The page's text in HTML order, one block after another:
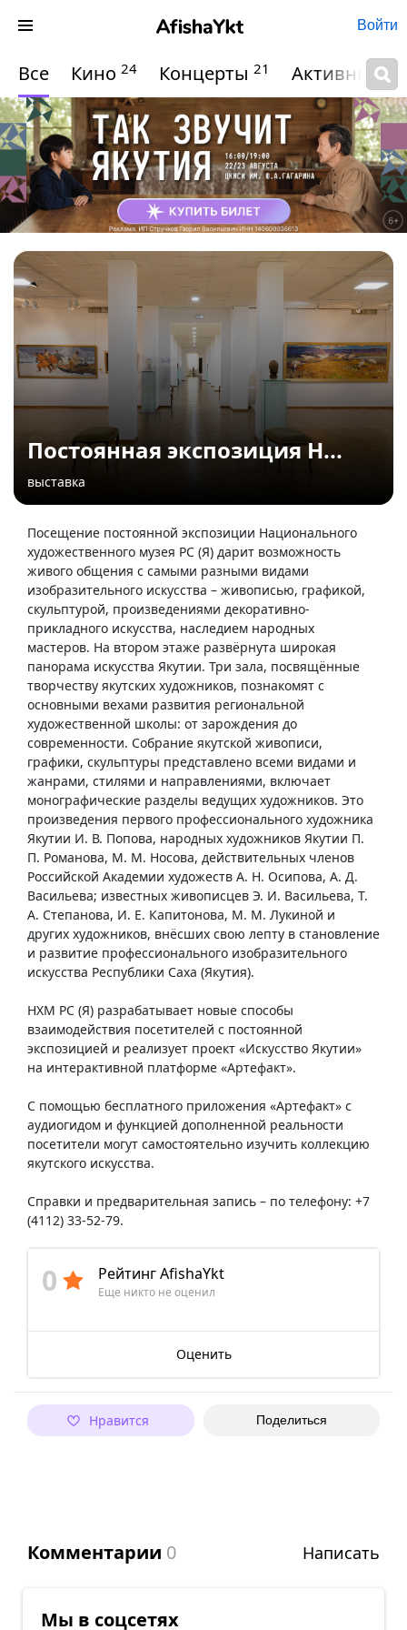
Войти
Все Кино 24 Концерты 21 Активный
Постоянная экспозиция Н...
выставка
Посещение постоянной экспозиции Национального
художественного музея РС (Я) дарит возможность
живого общения с самыми разными видами
изобразительного искусства – живописью, графикой,
скульптурой, произведениями декоративно-
прикладного искусства, наследием народных
мастеров. На втором этаже развёрнута широкая
панорама искусства Якутии. Три зала, посвящённые
творчеству якутских художников, познакомят с
основными вехами развития региональной
художественной школы: от зарождения до
современности. Собрание якутской живописи,
графики, скульптуры представлено всеми видами и
жанрами, стилями и направлениями, включает
монографические разделы ведущих художников. Это
произведения первого профессионального художника
Якутии И. В. Попова, народных художников Якутии П.
П. Романова, М. М. Носова, действительных членов
Российской Академии художеств А. Н. Осипова, А. Д.
Васильева; известных живописцев Э. И. Васильева, Т.
А. Степанова, И. Е. Капитонова, М. М. Лукиной и
других художников, внёсших свою лепту в становление
и развитие профессионального изобразительного
искусства Республики Саха (Якутия).
НХМ РС (Я) разрабатывает новые способы
взаимодействия посетителей с постоянной
экспозицией и реализует проект «Искусство Якутии»
на интерактивной платформе «Артефакт».
С помощью бесплатного приложения «Артефакт» с
аудиогидом и функцией дополненной реальности
посетители могут самостоятельно изучить коллекцию
якутского искусства.
Справки и предварительная запись – по телефону: +7
(4112) 33-52-79.
0 Рейтинг AfishaYkt
Еще никто не оценил
Оценить
Нравится Поделиться
Комментарии 0 Написать
Мы в соцсетях